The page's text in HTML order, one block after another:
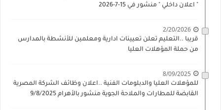
" اعلان داخلي " منشور في 15-7-2026
2/20/2026
قريبا ..التعليم تعلن تعيينات ادارية ومعلمين للأنشطة بالمدارس
من حملة المؤهلات العليا
8/09/2025
للمؤهلات العليا والدبلومات الفنية ..اعلان وظائف الشركة المصرية
القابضة للمطارات والملاحة الجوية منشور بالأهرام 9/8/2025